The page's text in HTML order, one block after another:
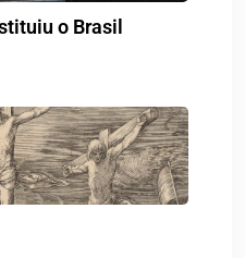
o Brasil